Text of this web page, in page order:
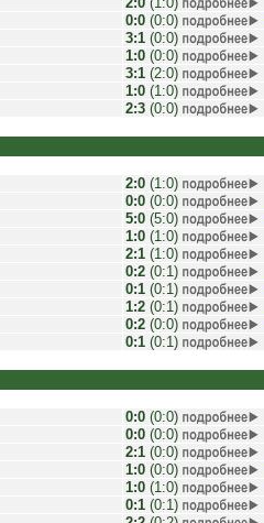
0:0 (0:0)
3:1 (0:0)
1:0 (0:0)
3:1 (2:0)
1:0 (1:0)
2:3 (0:0)
2:0 (1:0)
0:0 (0:0)
5:0 (5:0)
1:0 (1:0)
2:1 (1:0)
0:2 (0:1)
0:1 (0:1)
1:2 (0:1)
0:2 (0:0)
0:1 (0:1)
0:0 (0:0)
0:0 (0:0)
2:1 (0:0)
1:0 (0:0)
1:0 (1:0)
0:1 (0:1)